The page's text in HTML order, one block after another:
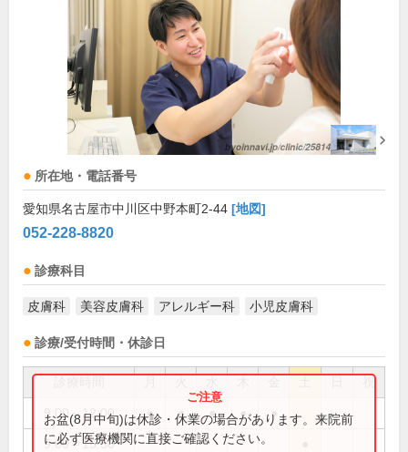
所在地・電話番号
愛知県名古屋市中川区中野本町2-44 [地図]
052-228-8820
診療科目
皮膚科 美容皮膚科 アレルギー科 小児皮膚科
診療/受付時間・休診日
祝
9:00～12:00 ● ● ● ● ●
9:00～15:30
お盆(8月中旬)は休診・休業の場合があります。来院前
に必ず医療機関に直接ご確認ください。